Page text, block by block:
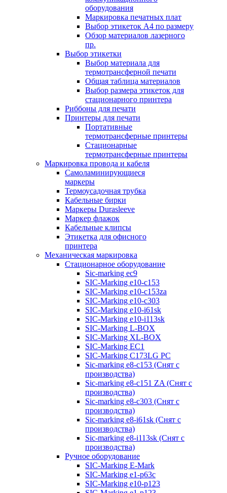
оборудования
Маркировка печатных плат
Выбор этикеток А4 по размеру
Обзор материалов лазерного
пр.
Выбор этикетки
Выбор материала для
термотрансферной печати
Общая таблица материалов
Выбор размера этикеток для
стационарного принтера
Риббоны для печати
Принтеры для печати
Портативные
термотрансферные принтеры
Стационарные
термотрансферные принтеры
Маркировка провода и кабеля
Самоламинирующиеся
маркеры
Термоусадочная трубка
Кабельные бирки
Маркеры Durasleeve
Маркер флажок
Кабельные клипсы
Этикетка для офисного
принтера
Механическая маркировка
Стационарное оборудование
Sic-marking ec9
SIC-Marking e10-c153
SIC-Marking e10-c153za
SIC-Marking e10-c303
SIC-Marking e10-i61sk
SIC-Marking e10-i113sk
SIC-Marking L-BOX
SIC-Marking XL-BOX
SIC-Marking EC1
SIC-Marking C173LG PC
Sic-marking e8-c153 (Снят с
производства)
Sic-marking e8-c151 ZA (Снят с
производства)
Sic-marking e8-c303 (Снят с
производства)
Sic-marking e8-i61sk (Снят с
производства)
Sic-marking e8-i113sk (Снят с
производства)
Ручное оборудование
SIC-Marking E-Mark
SIC-Marking e1-p63с
SIC-Marking e10-p123